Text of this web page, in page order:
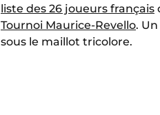
liste des 26 joueurs français
Tournoi Maurice-Revello.
sous le maillot tricolore.